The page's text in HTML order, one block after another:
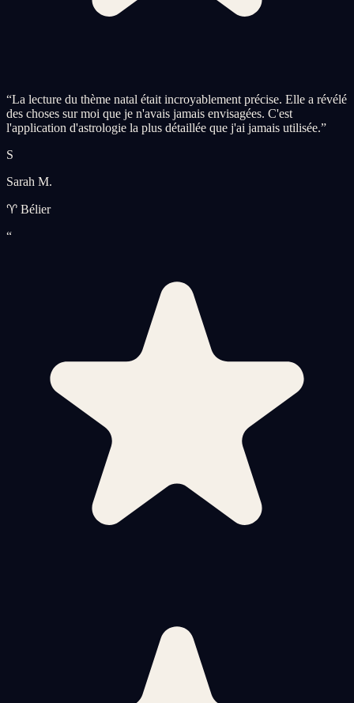
“La lecture du thème natal était incroyablement précise. Elle a révélé
des choses sur moi que je n'avais jamais envisagées. C'est
l'application d'astrologie la plus détaillée que j'ai jamais utilisée.”
S
Sarah M.
♈ Bélier
“